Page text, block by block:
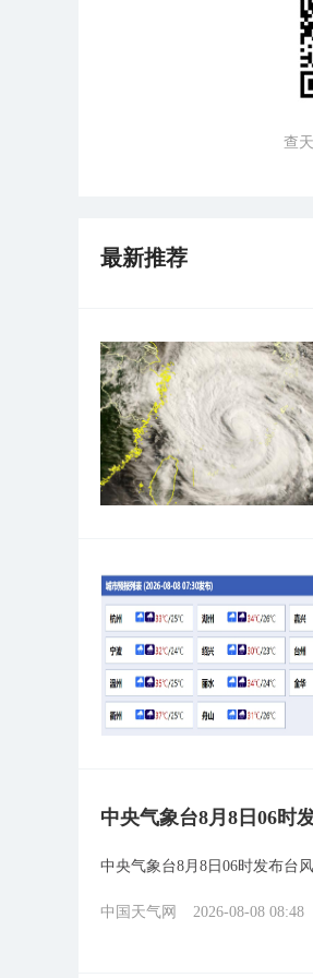
查
最新推荐
中央气象台8月8日06时
中央气象台8月8日06时发布台风
中国天气网 2026-08-08 08:48